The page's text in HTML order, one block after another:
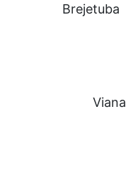
Brejetuba
Viana